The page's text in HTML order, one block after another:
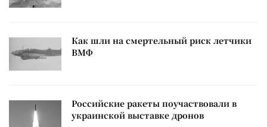
Как шли на смертельный риск летчики
ВМФ
Российские ракеты поучаствовали в
украинской выставке дронов